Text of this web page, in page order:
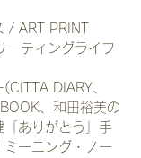
/ ART PRINT
ーティングライフ
DIARY、
、和田裕美の
ありがとう」手
ーニング・ノー